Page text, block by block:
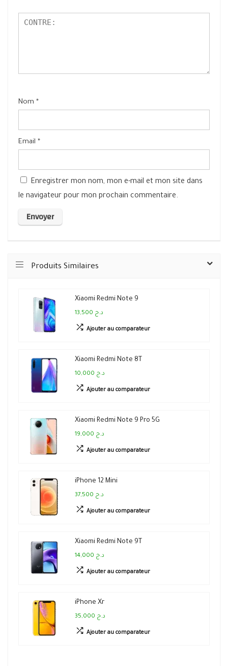
Nom *
Email *
Enregistrer mon nom, mon e-mail et mon site dans
le navigateur pour mon prochain commentaire.
Produits Similaires
Xiaomi Redmi Note 9
13,500 د.ج
Ajouter au comparateur
Xiaomi Redmi Note 8T
10,000 د.ج
Ajouter au comparateur
Xiaomi Redmi Note 9 Pro 5G
19,000 د.ج
Ajouter au comparateur
iPhone 12 Mini
37,500 د.ج
Ajouter au comparateur
Xiaomi Redmi Note 9T
14,000 د.ج
Ajouter au comparateur
iPhone Xr
35,000 د.ج
Ajouter au comparateur